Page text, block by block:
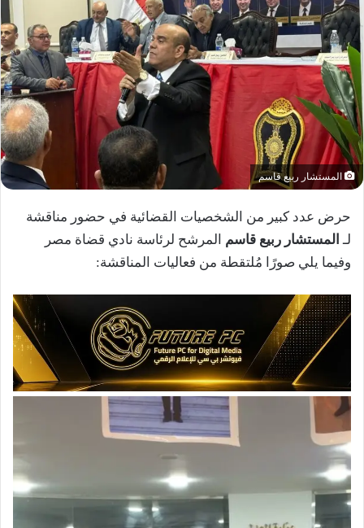
المستشار ربيع قاسم
حرض عدد كبير من الشخصيات القضائية في حضور مناقشة
لـ المستشار ربيع قاسم المرشح لرئاسة نادي قضاة مصر
وفيما يلي صورًا مُلتقطة من فعاليات المناقشة: